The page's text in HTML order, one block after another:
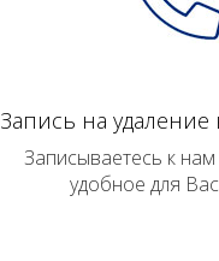
Запись на удаление
Записываетесь к
удобное для